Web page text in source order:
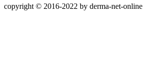
copyright © 2016-2022 by derma-net-online